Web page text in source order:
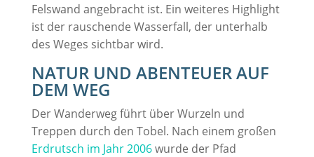
Felswand angebracht ist. Ein weiteres Highlight
ist der rauschende Wasserfall, der unterhalb
des Weges sichtbar wird.
NATUR UND ABENTEUER AUF
DEM WEG
Der Wanderweg führt über Wurzeln und
Treppen durch den Tobel. Nach einem großen
Erdrutsch im Jahr 2006wurde der Pfad